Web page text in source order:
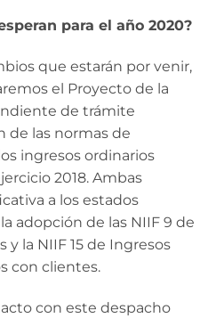
para el año 2020?
que estarán por venir,
el Proyecto de la
de trámite
de las normas de
ingresos ordinarios
2018. Ambas
a los estados
adopción de las NIIF 9 de
la NIIF 15 de Ingresos
con clientes.
con este despacho